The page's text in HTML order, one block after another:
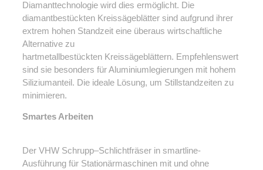
Diamanttechnologie wird dies ermöglicht. Die
diamantbestückten Kreissägeblätter sind aufgrund ihrer
extrem hohen Standzeit eine überaus wirtschaftliche
Alternative zu
hartmetallbestückten Kreissägeblättern. Empfehlenswert
sind sie besonders für Aluminiumlegierungen mit hohem
Siliziumanteil. Die ideale Lösung, um Stillstandzeiten zu
minimieren.
Smartes Arbeiten
Der VHW Schrupp–Schlichtfräser in smartline-
Ausführung für Stationärmaschinen mit und ohne